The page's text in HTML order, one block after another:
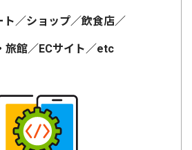
ト／ショップ／飲食店／
旅館／ECサイト／etc